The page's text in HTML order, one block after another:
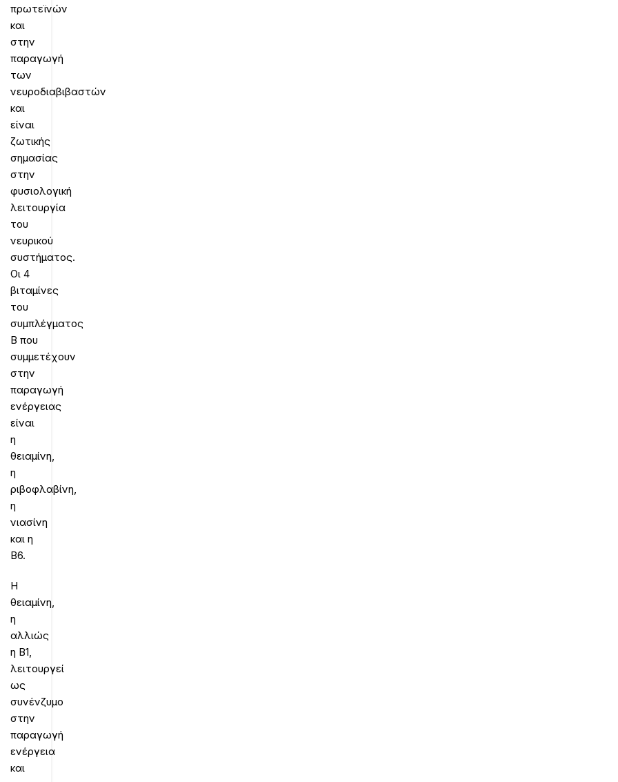
πρωτεϊνών
και
στην
παραγωγή
των
νευροδιαβιβαστών
και
είναι
ζωτικής
σημασίας
στην
φυσιολογική
λειτουργία
του
νευρικού
συστήματος.
Οι 4
βιταμίνες
του
συμπλέγματος
Β που
συμμετέχουν
στην
παραγωγή
ενέργειας
είναι
η
θειαμίνη,
η
ριβοφλαβίνη,
η
νιασίνη
και η
Β6.
Η
θειαμίνη,
η
αλλιώς
η Β1,
λειτουργεί
ως
συνένζυμο
στην
παραγωγή
ενέργεια
και